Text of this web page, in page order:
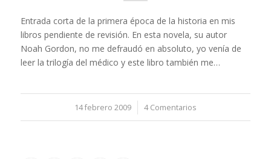
Entrada corta de la primera época de la historia en mis
libros pendiente de revisión. En esta novela, su autor
Noah Gordon, no me defraudó en absoluto, yo venía de
leer la trilogía del médico y este libro también me…
14 febrero 2009
/ 4 Comentarios